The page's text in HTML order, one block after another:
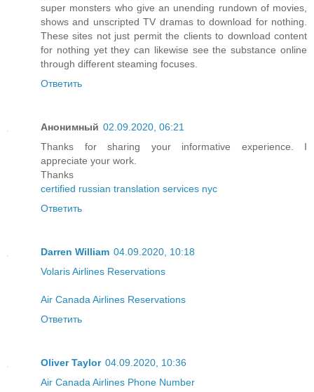
super monsters who give an unending rundown of movies,
shows and unscripted TV dramas to download for nothing.
These sites not just permit the clients to download content
for nothing yet they can likewise see the substance online
through different steaming focuses.
Ответить
Анонимный 02.09.2020, 06:21
Thanks for sharing your informative experience. I
appreciate your work.
Thanks
certified russian translation services nyc
Ответить
Darren William 04.09.2020, 10:18
Volaris Airlines Reservations
Air Canada Airlines Reservations
Ответить
Oliver Taylor 04.09.2020, 10:36
Air Canada Airlines Phone Number